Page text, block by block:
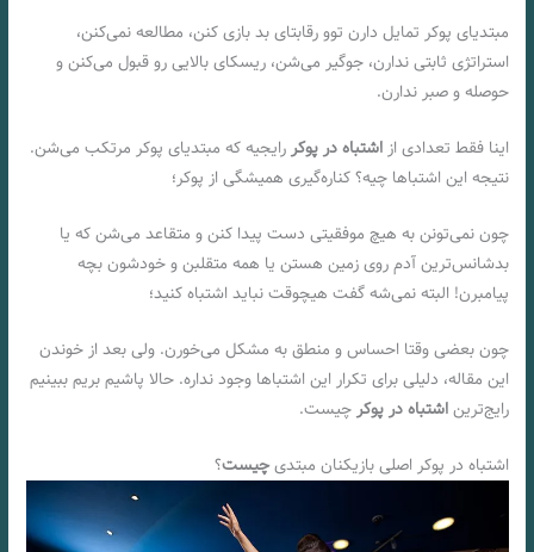
مبتدیای پوکر تمایل دارن توو رقابتای بد بازی کنن، مطالعه نمی‌کنن،
استراتژی ثابتی ندارن، جوگیر می‌شن، ریسکای بالایی رو قبول می‌کنن و
حوصله و صبر ندارن.
اینا فقط تعدادی ازاشتباه در پوکررایجیه که مبتدیای پوکر مرتکب می‌شن.
نتیجه این اشتباها چیه؟ کناره‌گیری همیشگی از پوکر؛
چون نمی‌تونن به هیچ موفقیتی دست پیدا کنن و متقاعد می‌شن که یا
بدشانس‌ترین آدم روی زمین هستن یا همه متقلبن و خودشون بچه
پیامبرن! البته نمی‌شه گفت هیچوقت نباید اشتباه کنید؛
چون بعضی وقتا احساس و منطق به مشکل می‌خورن. ولی بعد از خوندن
این مقاله، دلیلی برای تکرار این اشتباها وجود نداره. حالا پاشیم بریم ببینیم
رایج‌تریناشتباه در پوکرچیست.
اشتباه در پوکر اصلی بازیکنان مبتدیچیست؟